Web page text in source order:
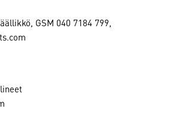
GSM 040 7184 799,